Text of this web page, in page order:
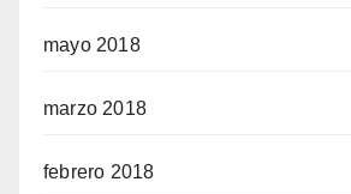
mayo 2018
marzo 2018
febrero 2018